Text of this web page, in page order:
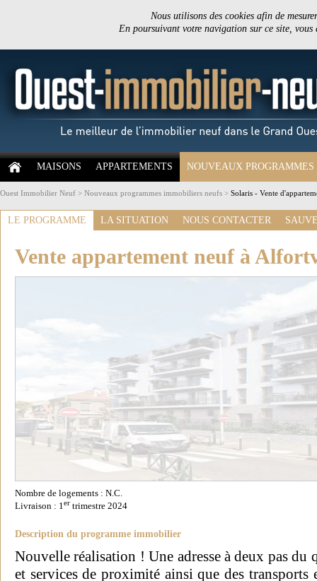
Nous utilisons des cookies afin de
En poursuivant votre navigation sur ce site,
MAISONS APPARTEMENTS NOUVEAUX PROGRAMMES
Ouest Immobilier Neuf > Nouveaux programmes immobiliers neufs > Solaris - Vente
LE PROGRAMME LA SITUATION NOUS CONTACTER
Vente appartement neuf à
Nombre de logements : N.C.
Livraison : 1er trimestre 2024
Description du programme immobilier
Nouvelle réalisation ! Une adresse à deux pas du
et services de proximité ainsi que des transports